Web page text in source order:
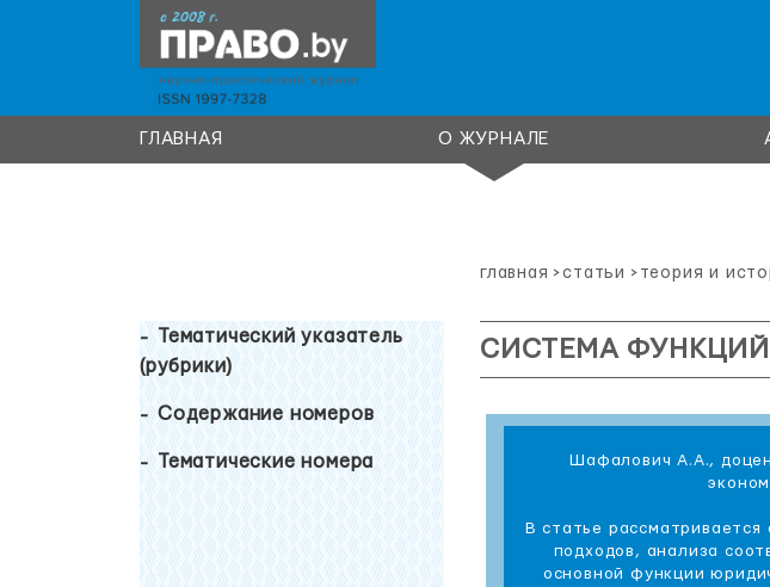
ГЛАВНАЯ О ЖУРНАЛЕ
Тематический указатель
(рубрики)
Содержание номеров
Тематические номера
главная >статьи > теория и
СИСТЕМА
Шафалович А.А.,
В статье
подходов, анализа
основной функции